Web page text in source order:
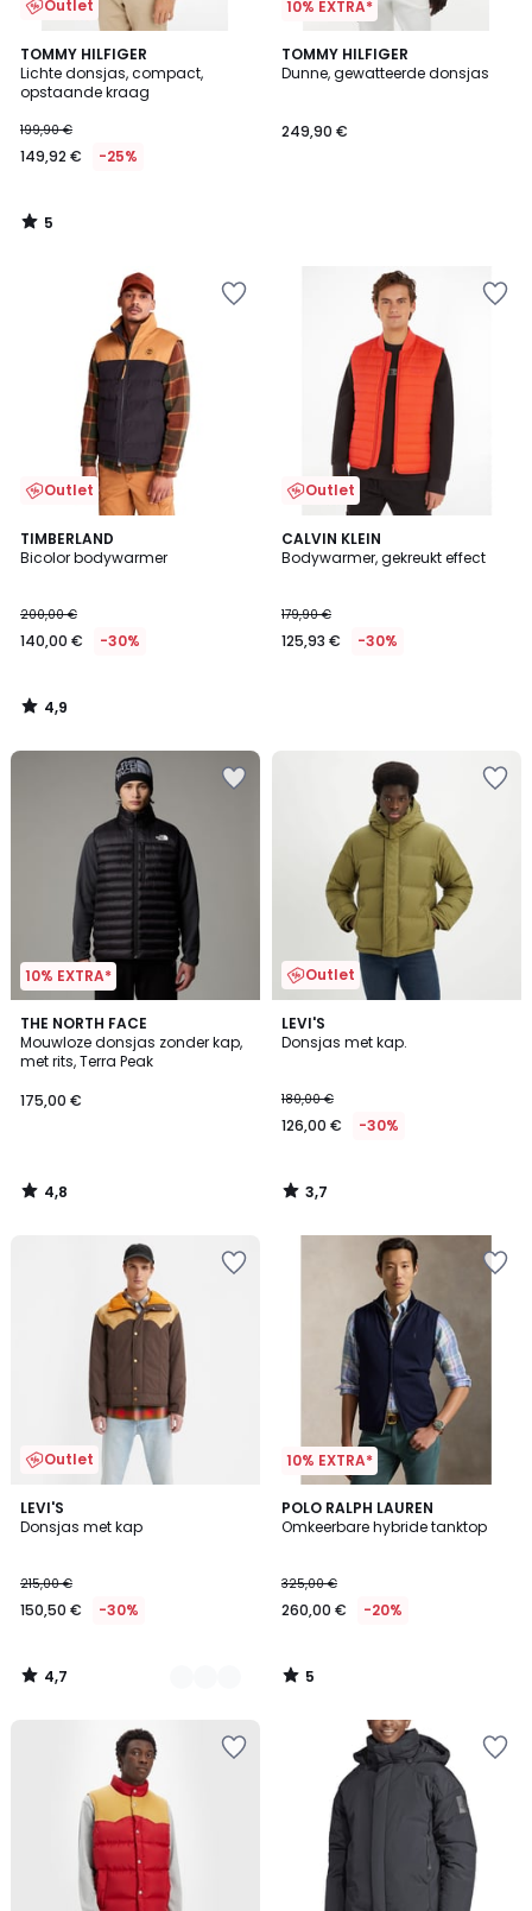
Outlet
TOMMY HILFIGER
Lichte donsjas, compact,
opstaande kraag
199,90 €
149,92 € -25%
5
/
5
5
/
10% EXTRA*
TOMMY HILFIGER
Dunne, gewatteerde donsjas
249,90 €
Outlet
TIMBERLAND
Bicolor bodywarmer
200,00 €
140,00 € -30%
4,9
/ 5
4,9
/
Outlet
CALVIN KLEIN
Bodywarmer, gekreukt effect
179,90 €
125,93 € -30%
10% EXTRA*
THE NORTH FACE
Mouwloze donsjas zonder kap,
met rits, Terra Peak
175,00 €
4,8
/ 5
4,8
/
Outlet
LEVI'S
Donsjas met kap.
180,00 €
126,00 € -30%
3,7
/ 5
3,7
/
Outlet
LEVI'S
Donsjas met kap
215,00 €
150,50 € -30%
4,7
/ 5
2
Kleuren
4,7
/
10% EXTRA*
POLO RALPH LAUREN
Omkeerbare hybride tanktop
325,00 €
260,00 € -20%
5
/
5
/